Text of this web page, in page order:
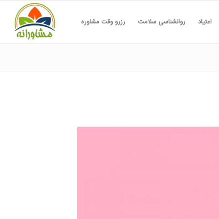
اعتیاد روانشناسی سلامت رزرو وقت مشاوره